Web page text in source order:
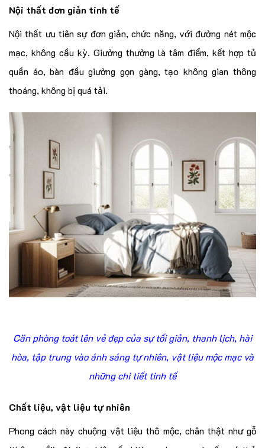
Nội thất đơn giản tinh tế
Nội thất ưu tiên sự đơn giản, chức năng, với đường nét mộc
mạc, không cầu kỳ. Giường thường là tâm điểm, kết hợp tủ
quần áo, bàn đầu giường gọn gàng, tạo không gian thông
thoáng, không bị quá tải.
Căn phòng toát lên vẻ đẹp của sự tối giản, thanh lịch, hài
hòa, tập trung vào ánh sáng tự nhiên, vật liệu mộc mạc và
những chi tiết tinh tế
Chất liệu, vật liệu tự nhiên
Phong cách này chuộng vật liệu thô mộc, chân thật như gỗ